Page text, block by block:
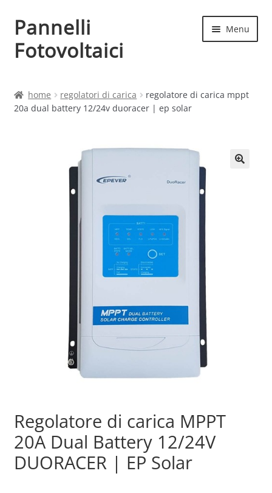
Vai
alla
navigazione
Vai
al
contenuto
Pannelli
Fotovoltaici
Menu
Cart
Sample Page
home regolatori di carica
regolatore di carica mppt
20a dual battery 12/24v duoracer | ep solar
Regolatore di carica MPPT
20A Dual Battery 12/24V
DUORACER | EP Solar